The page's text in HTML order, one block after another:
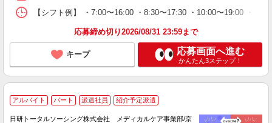
【シフト例】 ・7:00〜16:00 ・8:30〜17:30 ・10:00〜19:00 ・
応募締め切り2026/08/31 23:59まで
キープ 応募画面へ進む
かんたん3ステップ！
アルバイト パート 派遣社員 紹介予定派遣
日研トータルソーシング株式会社 メディカルケア事業部/京